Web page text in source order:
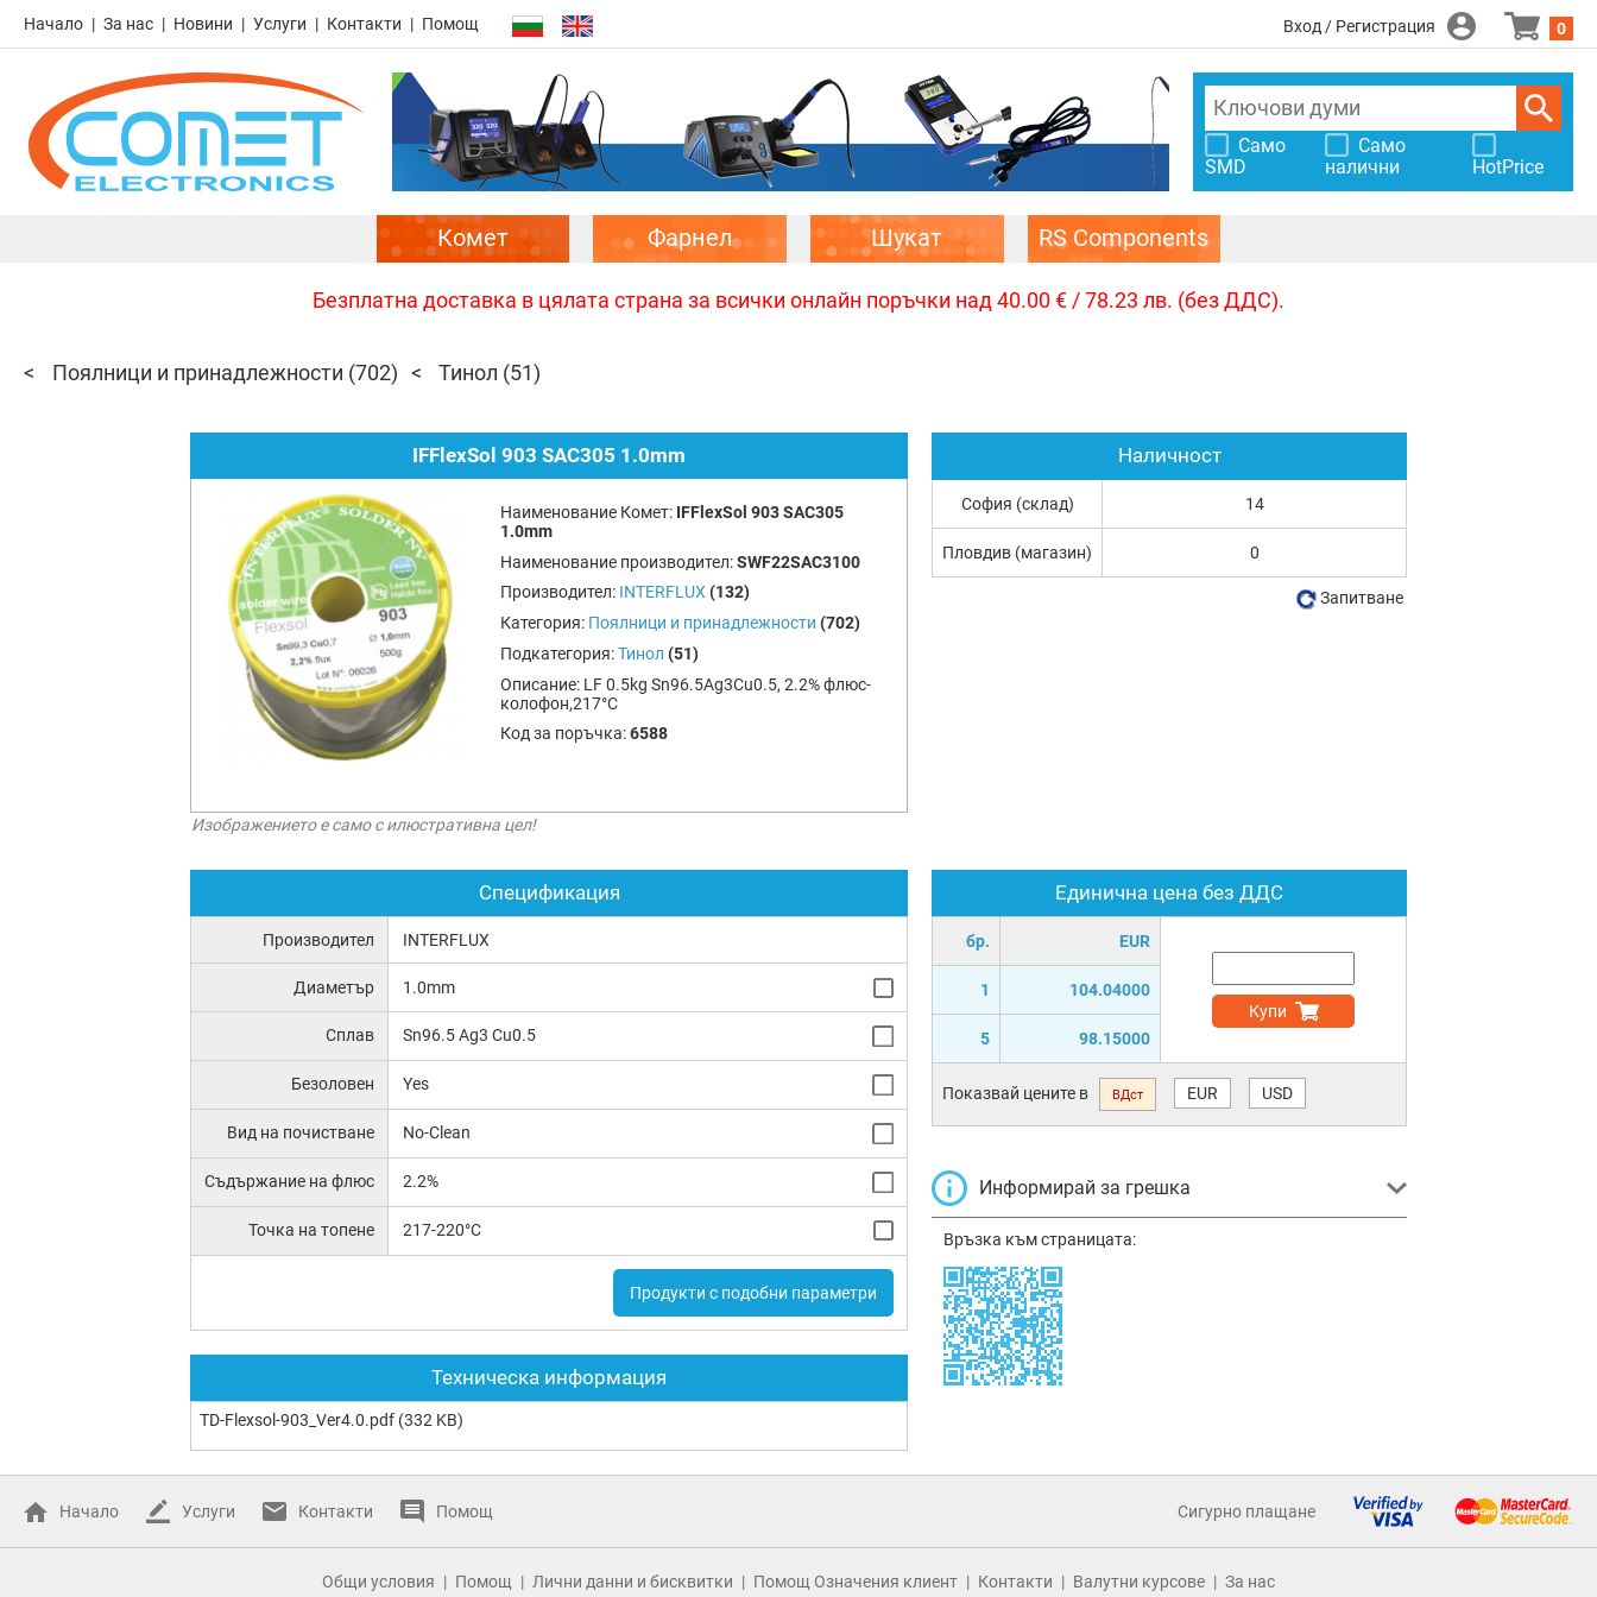
Начало За нас Новини Услуги Контакти Помощ Вход / Регистрация 0
Само
SMD
Само
налични
HotPrice
Комет Фарнел Шукат RS Components
Безплатна доставка в цялата страна за всички онлайн поръчки над 40.00 € / 78.23 лв. (без ДДС).
Поялници и принадлежности (702) Тинол (51)
IFFlexSol 903 SAC305 1.0mm
Наименование Комет: IFFlexSol 903 SAC305
1.0mm
Наименование производител:SWF22SAC3100
Производител: INTERFLUX (132)
Категория: Поялници и принадлежности (702)
Подкатегория:Тинол (51)
Описание: LF 0.5kg Sn96.5Ag3Cu0.5, 2.2% флюс-
колофон,217°С
Код за поръчка:6588
Изображението е само с илюстративна цел!
Спецификация
Производител INTERFLUX
Диаметър 1.0mm
Сплав Sn96.5 Ag3 Cu0.5
Безоловен Yes
Вид на почистване No-Clean
Съдържание на флюс 2.2%
Точка на топене 217-220°C
Продукти с подобни параметри
Техническа информация
TD-Flexsol-903_Ver4.0.pdf (332 KB)
Единична цена без ДДС
бр. EUR
1 104.04000
5 98.15000
Купи
Показвай цените в ВДст EUR USD
Информирай за грешка
Връзка към страницата:
Наличност
София (склад) 14
Пловдив (магазин) 0
Запитване
Начало Услуги Контакти Помощ Сигурно плащане
Общи условия Помощ Лични данни и бисквитки Помощ Означения клиент Контакти Валутни курсове За нас